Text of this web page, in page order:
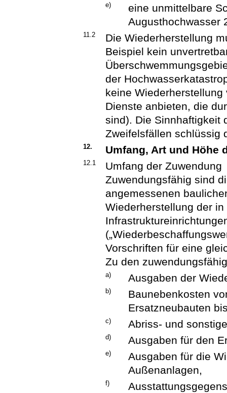
e)
eine unmittelbare
Augusthochwasser
11.2
Die Wiederherstellung
Beispiel kein
der
keine
Dienste anbieten, die
sind). Die Sinnhaftigkeit
Zweifelsfällen schlüssig
12. Umfang, Art und Höhe
12.1
Umfang der Zuwendung
Zuwendungsfähig sind
angemessenen
Wiederherstellung der
Vorschriften für eine
Zu den
a) Ausgaben der
b)
Baunebenkosten
Ersatzneubauten
c) Abriss- und
d) Ausgaben für den
e)
Ausgaben für die
Außenanlagen,
f)